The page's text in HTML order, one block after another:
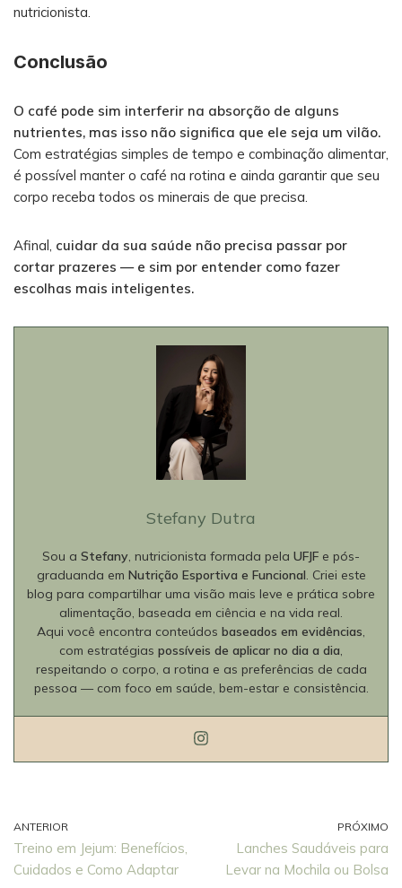
nutricionista.
Conclusão
O café pode sim interferir na absorção de alguns
nutrientes, mas isso não significa que ele seja um vilão.
Com estratégias simples de tempo e combinação alimentar,
é possível manter o café na rotina e ainda garantir que seu
corpo receba todos os minerais de que precisa.
Afinal, cuidar da sua saúde não precisa passar por
cortar prazeres — e sim por entender como fazer
escolhas mais inteligentes.
Stefany Dutra
Sou a Stefany, nutricionista formada pela UFJF e pós-
graduanda em Nutrição Esportiva e Funcional. Criei este
blog para compartilhar uma visão mais leve e prática sobre
alimentação, baseada em ciência e na vida real.
Aqui você encontra conteúdos baseados em evidências,
com estratégias possíveis de aplicar no dia a dia,
respeitando o corpo, a rotina e as preferências de cada
pessoa — com foco em saúde, bem-estar e consistência.
ANTERIOR
Treino em Jejum: Benefícios,
Cuidados e Como Adaptar
PRÓXIMO
Lanches Saudáveis para
Levar na Mochila ou Bolsa